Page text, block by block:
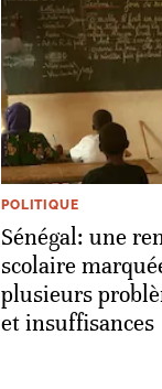
POLITIQUE
Sénégal: une
scolaire
plusieurs
et insuffisances